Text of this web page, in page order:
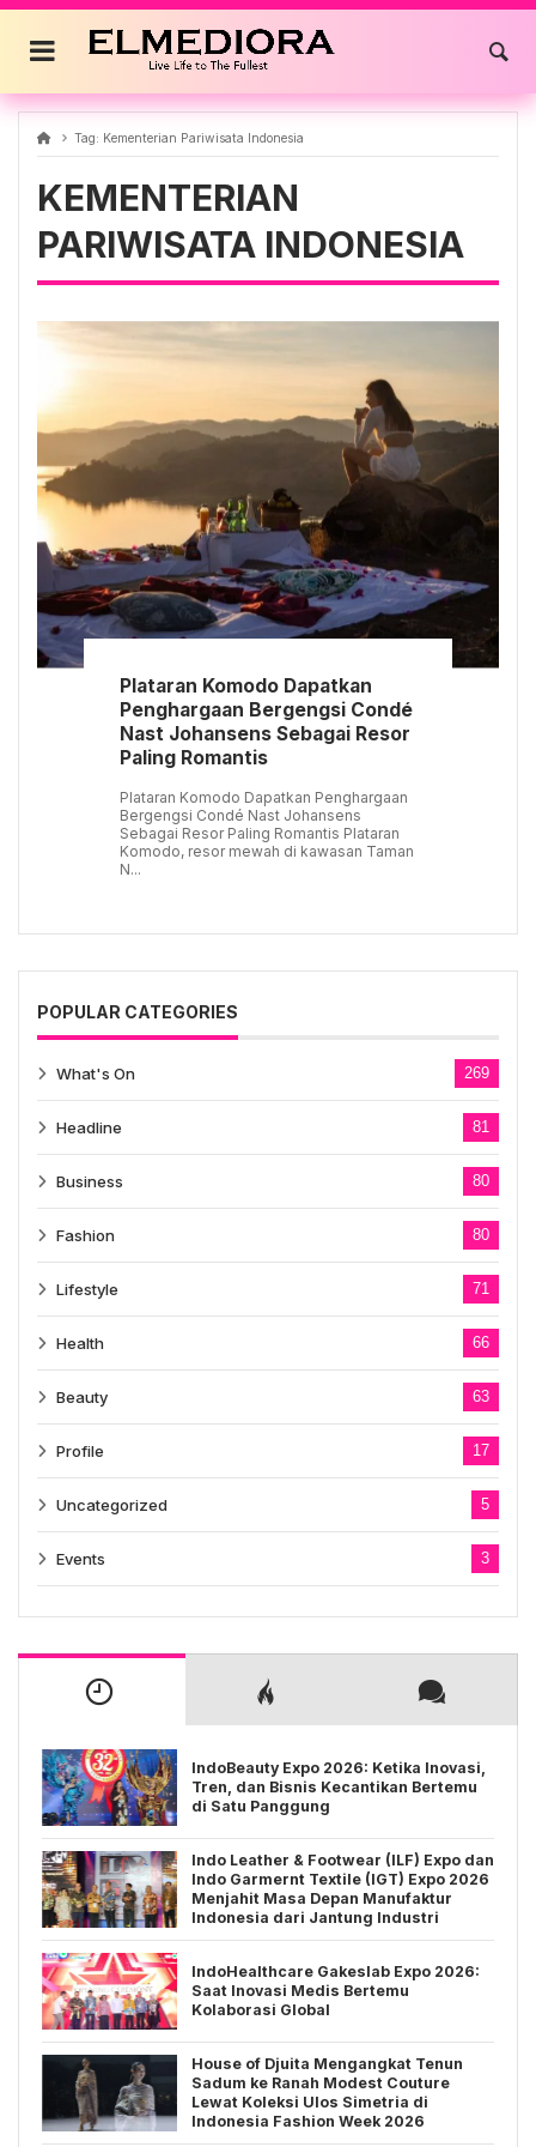
Skip
content
Tag: Kementerian Pariwisata Indonesia
KEMENTERIAN
PARIWISATA INDONESIA
Plataran Komodo Dapatkan
Penghargaan Bergengsi Condé
Nast Johansens Sebagai Resor
Paling Romantis
Plataran Komodo Dapatkan Penghargaan
Bergengsi Condé Nast Johansens
Sebagai Resor Paling Romantis Plataran
Komodo, resor mewah di kawasan Taman
N...
POPULAR CATEGORIES
What's On 269
Headline 81
Business 80
Fashion 80
Lifestyle 71
Health 66
Beauty 63
Profile 17
Uncategorized 5
Events 3
IndoBeauty Expo 2026: Ketika Inovasi,
Tren, dan Bisnis Kecantikan Bertemu
di Satu Panggung
Indo Leather & Footwear (ILF) Expo dan
Indo Garmernt Textile (IGT) Expo 2026
Menjahit Masa Depan Manufaktur
Indonesia dari Jantung Industri
IndoHealthcare Gakeslab Expo 2026:
Saat Inovasi Medis Bertemu
Kolaborasi Global
House of Djuita Mengangkat Tenun
Sadum ke Ranah Modest Couture
Lewat Koleksi Ulos Simetria di
Indonesia Fashion Week 2026